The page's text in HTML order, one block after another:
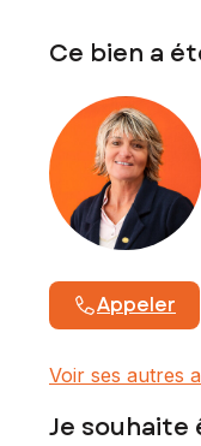
Ce bien a
Appeler
Voir ses autres
Je